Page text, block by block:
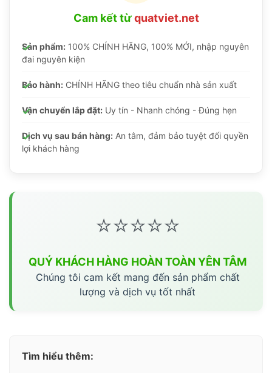
Cam kết từquatviet.net
Sản phẩm: 100% CHÍNH HÃNG, 100% MỚI, nhập nguyên
đai nguyên kiện
Bảo hành: CHÍNH HÃNG theo tiêu chuẩn nhà sản xuất
Vận chuyển lắp đặt: Uy tín - Nhanh chóng - Đúng hẹn
Dịch vụ sau bán hàng: An tâm, đảm bảo tuyệt đối quyền
lợi khách hàng
⭐⭐⭐⭐⭐
QUÝ KHÁCH HÀNG HOÀN TOÀN YÊN TÂM
Chúng tôi cam kết mang đến sản phẩm chất
lượng và dịch vụ tốt nhất
Tìm hiểu thêm: